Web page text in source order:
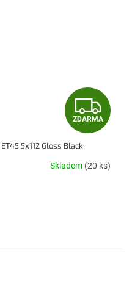
Z
D
A
ZDARMA
5x112 Gloss Black
Skladem (20 ks)